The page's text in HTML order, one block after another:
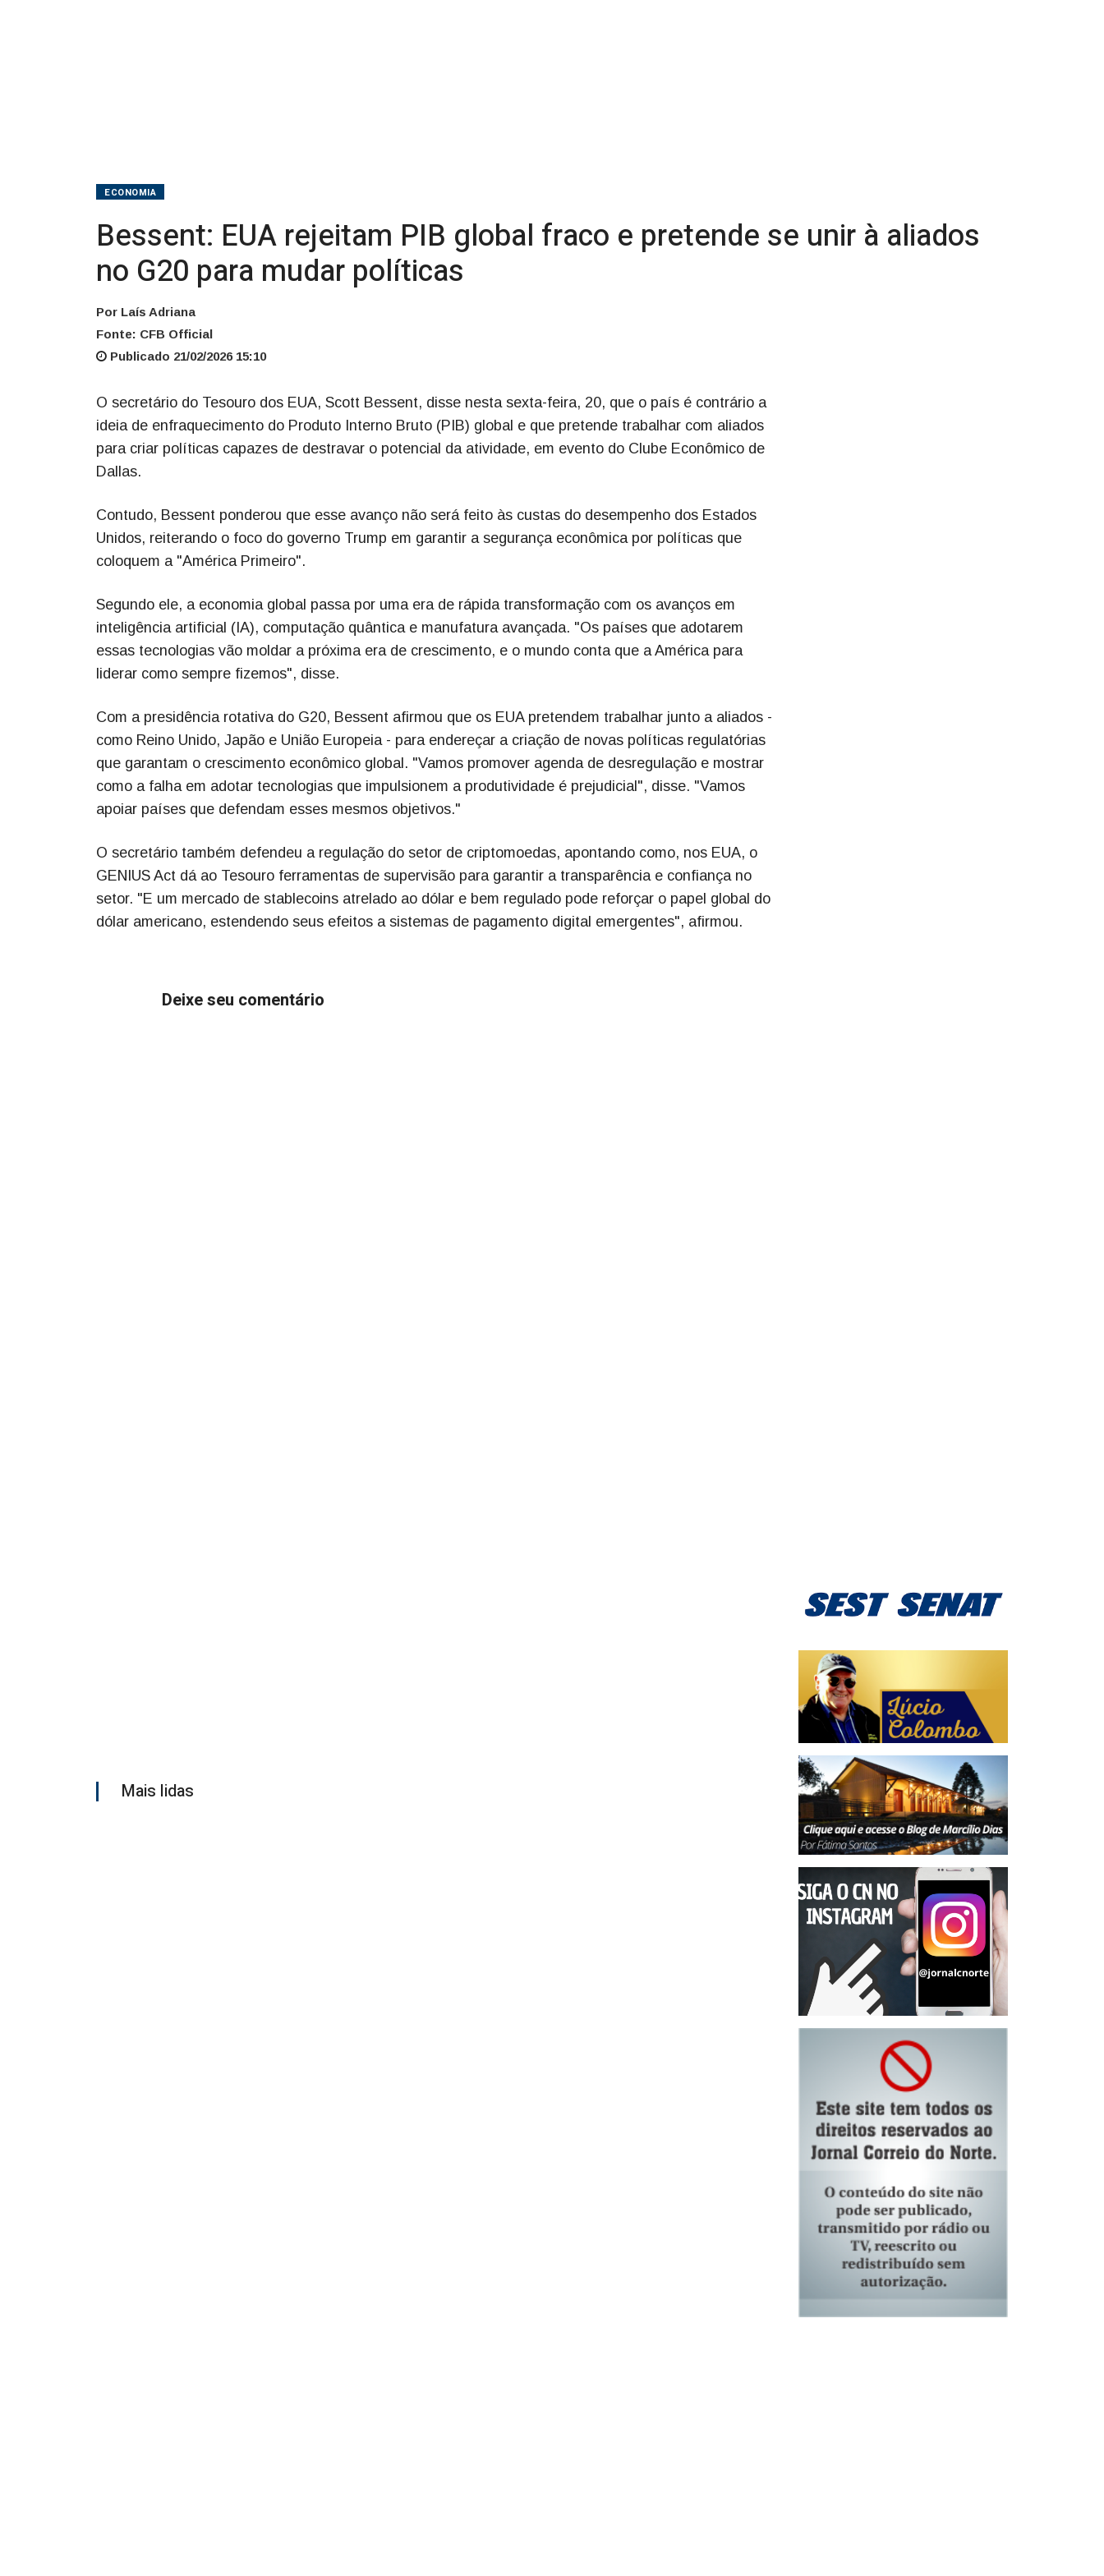
políticas
ECONOMIA
Bessent: EUA rejeitam PIB global fraco e pretende se unir à aliados
no G20 para mudar políticas
Por Laís Adriana
Fonte: CFB Official
Publicado 21/02/2026 15:10
O secretário do Tesouro dos EUA, Scott Bessent, disse nesta sexta-feira, 20, que o país é contrário a
ideia de enfraquecimento do Produto Interno Bruto (PIB) global e que pretende trabalhar com aliados
para criar políticas capazes de destravar o potencial da atividade, em evento do Clube Econômico de
Dallas.
Contudo, Bessent ponderou que esse avanço não será feito às custas do desempenho dos Estados
Unidos, reiterando o foco do governo Trump em garantir a segurança econômica por políticas que
coloquem a "América Primeiro".
Segundo ele, a economia global passa por uma era de rápida transformação com os avanços em
inteligência artificial (IA), computação quântica e manufatura avançada. "Os países que adotarem
essas tecnologias vão moldar a próxima era de crescimento, e o mundo conta que a América para
liderar como sempre fizemos", disse.
Com a presidência rotativa do G20, Bessent afirmou que os EUA pretendem trabalhar junto a aliados -
como Reino Unido, Japão e União Europeia - para endereçar a criação de novas políticas regulatórias
que garantam o crescimento econômico global. "Vamos promover agenda de desregulação e mostrar
como a falha em adotar tecnologias que impulsionem a produtividade é prejudicial", disse. "Vamos
apoiar países que defendam esses mesmos objetivos."
O secretário também defendeu a regulação do setor de criptomoedas, apontando como, nos EUA, o
GENIUS Act dá ao Tesouro ferramentas de supervisão para garantir a transparência e confiança no
setor. "E um mercado de stablecoins atrelado ao dólar e bem regulado pode reforçar o papel global do
dólar americano, estendendo seus efeitos a sistemas de pagamento digital emergentes", afirmou.
Deixe seu comentário
Mais lidas